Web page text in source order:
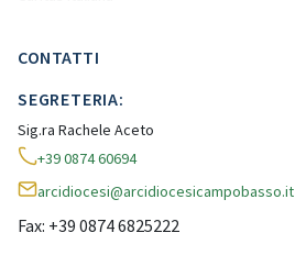
CONTATTI
SEGRETERIA:
Sig.ra Rachele Aceto
+39 0874 60694
arcidiocesi@arcidiocesicampobasso.it
Fax: +39 0874 6825222